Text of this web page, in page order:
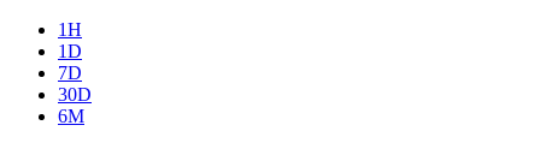
1H
1D
7D
30D
6M